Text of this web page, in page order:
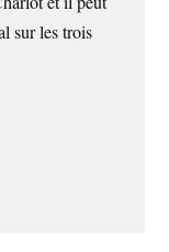
sur les trois